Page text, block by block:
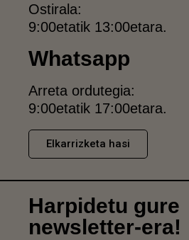
Ostirala:
9:00etatik 13:00etara.
Whatsapp
Arreta ordutegia:
9:00etatik 17:00etara.
Elkarrizketa hasi
Harpidetu gure
newsletter-era!